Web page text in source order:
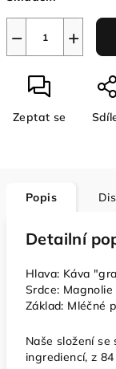
+
−
Zeptat se
Popis
Detailní
Hlava: Káva
Srdce: Magnolie
Základ: Mléčné
Naše složení se
ingrediencí, z